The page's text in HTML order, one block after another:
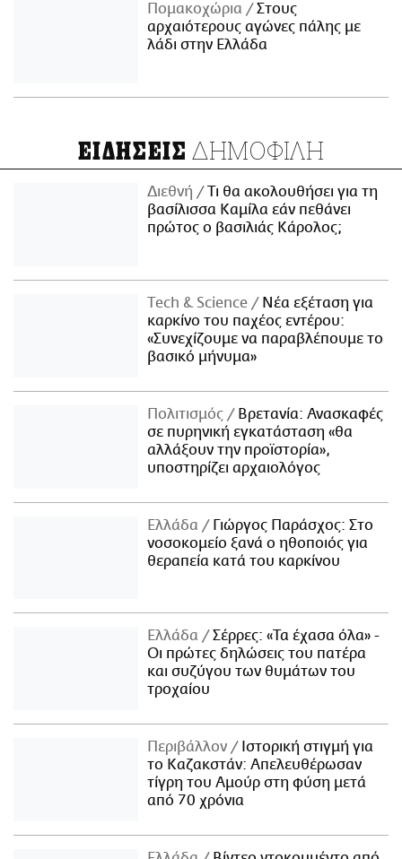
Πομακοχώρια
Στους
αρχαιότερους αγώνες πάλης με
λάδι στην Ελλάδα
ΕΙΔΗΣΕΙΣ ΔΗΜΟΦΙΛΗ
Διεθνή
Τι θα ακολουθήσει για τη
βασίλισσα Καμίλα εάν πεθάνει
πρώτος ο βασιλιάς Κάρολος;
Τech & Science
Νέα εξέταση για
καρκίνο του παχέος εντέρου:
«Συνεχίζουμε να παραβλέπουμε το
βασικό μήνυμα»
Πολιτισμός
Βρετανία: Ανασκαφές
σε πυρηνική εγκατάσταση «θα
αλλάξουν την προϊστορία»,
υποστηρίζει αρχαιολόγος
Ελλάδα
Γιώργος Παράσχος: Στο
νοσοκομείο ξανά ο ηθοποιός για
θεραπεία κατά του καρκίνου
Ελλάδα
Σέρρες: «Τα έχασα όλα» -
Οι πρώτες δηλώσεις του πατέρα
και συζύγου των θυμάτων του
τροχαίου
Περιβάλλον
Ιστορική στιγμή για
το Καζακστάν: Απελευθέρωσαν
τίγρη του Αμούρ στη φύση μετά
από 70 χρόνια